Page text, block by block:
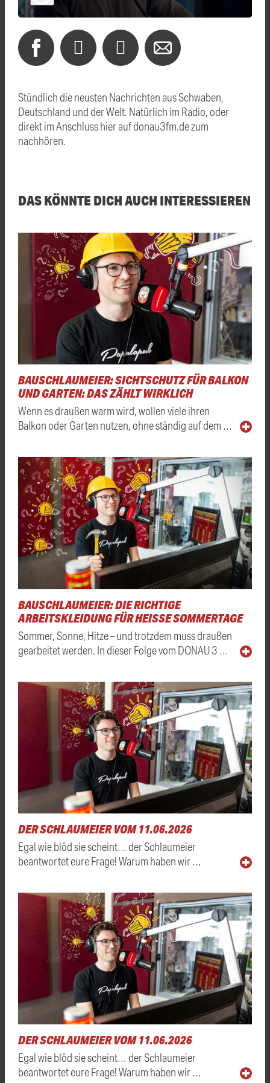
Stündlich die neusten Nachrichten aus Schwaben,
Deutschland und der Welt. Natürlich im Radio, oder
direkt im Anschluss hier auf donau3fm.de zum
nachhören.
DAS KÖNNTE DICH AUCH INTERESSIEREN
BAUSCHLAUMEIER: SICHTSCHUTZ FÜR BALKON
UND GARTEN: DAS ZÄHLT WIRKLICH
Wenn es draußen warm wird, wollen viele ihren
Balkon oder Garten nutzen, ohne ständig auf dem …
BAUSCHLAUMEIER: DIE RICHTIGE
ARBEITSKLEIDUNG FÜR HEISSE SOMMERTAGE
Sommer, Sonne, Hitze – und trotzdem muss draußen
gearbeitet werden. In dieser Folge vom DONAU 3 …
DER SCHLAUMEIER VOM 11.06.2026
Egal wie blöd sie scheint… der Schlaumeier
beantwortet eure Frage! Warum haben wir …
DER SCHLAUMEIER VOM 11.06.2026
Egal wie blöd sie scheint… der Schlaumeier
beantwortet eure Frage! Warum haben wir …